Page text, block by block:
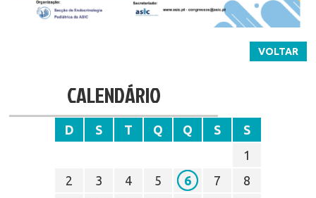
VOLTAR
CALENDÁRIO
D S T Q Q S
S
1
2
3 4 5 6 7
8